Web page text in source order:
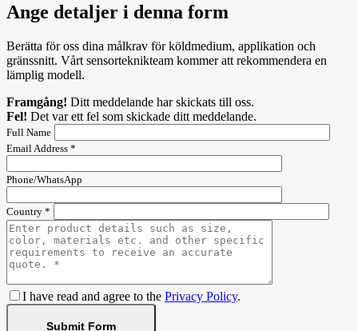
Ange detaljer i denna form
Berätta för oss dina målkrav för köldmedium, applikation och
gränssnitt. Vårt sensorteknikteam kommer att rekommendera en
lämplig modell.
Framgång! Ditt meddelande har skickats till oss.
Fel! Det var ett fel som skickade ditt meddelande.
Full Name
Email Address *
Phone/WhatsApp
Country *
I have read and agree to the Privacy Policy.